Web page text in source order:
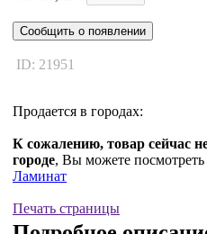
Сообщить о появлении
ID: 21951
Продается в городах:
К сожалению, товар сейчас
городе, Вы можете
Ламинат
Печать страницы